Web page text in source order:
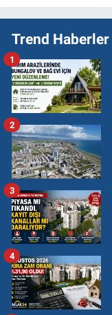
Trend Haberler
1
2
3
4